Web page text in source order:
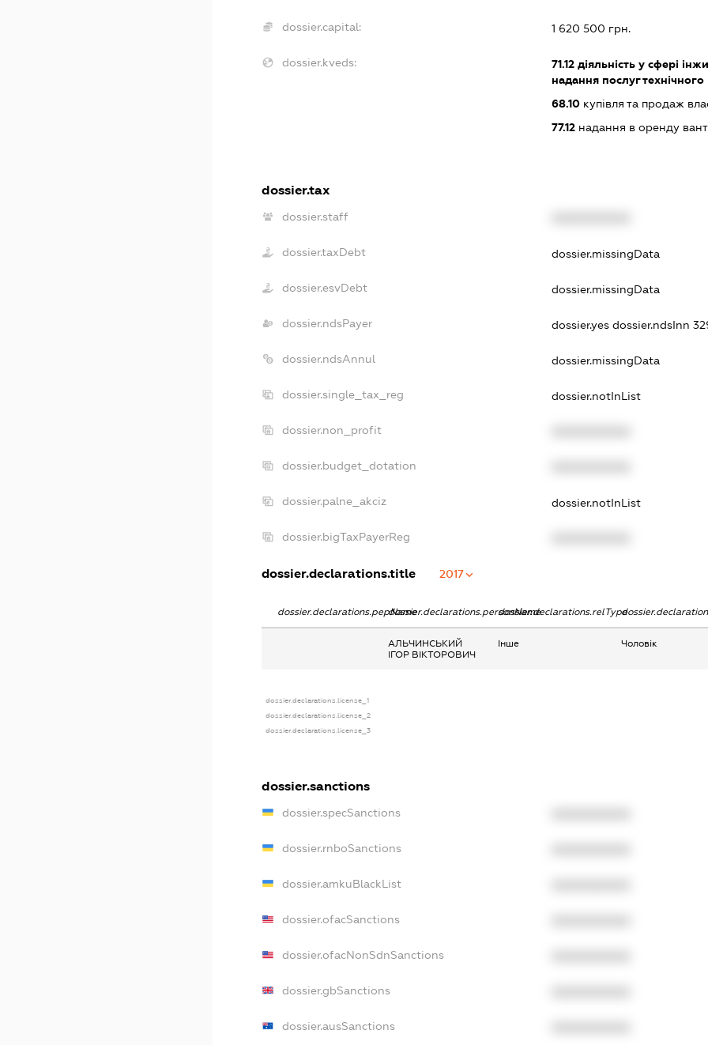
dossier.capital: 1 620 500 грн.
dossier.kveds: 71.12 діяльність у сфері
надання послуг
68.10 купівля та продаж
77.12 надання в оренду
dossier.tax
dossier.staff
dossier.taxDebt dossier.missingData
dossier.esvDebt dossier.missingData
dossier.ndsPayer dossier.yesdossier.ndsInn
dossier.ndsAnnul dossier.missingData
dossier.single_tax_reg dossier.notInList
dossier.non_profit
dossier.budget_dotation
dossier.palne_akciz dossier.notInList
dossier.bigTaxPayerReg
dossier.declarations.title 2017
dossier.declarations.pepNamedossier.declarations.personNamedossier.declarations.relType
АЛЬЧИНСЬКИЙ
ІГОР ВІКТОРОВИЧ
Інше Чоловік
dossier.declarations.license_1
dossier.declarations.license_2
dossier.declarations.license_3
dossier.sanctions
dossier.specSanctions
dossier.rnboSanctions
dossier.amkuBlackList
dossier.ofacSanctions
dossier.ofacNonSdnSanctions
dossier.gbSanctions
dossier.ausSanctions